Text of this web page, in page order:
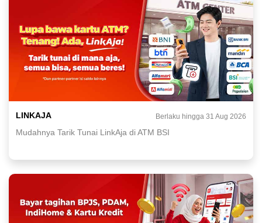
LINKAJA Berlaku hingga 31 Aug 2026
Mudahnya Tarik Tunai LinkAja di ATM BSI